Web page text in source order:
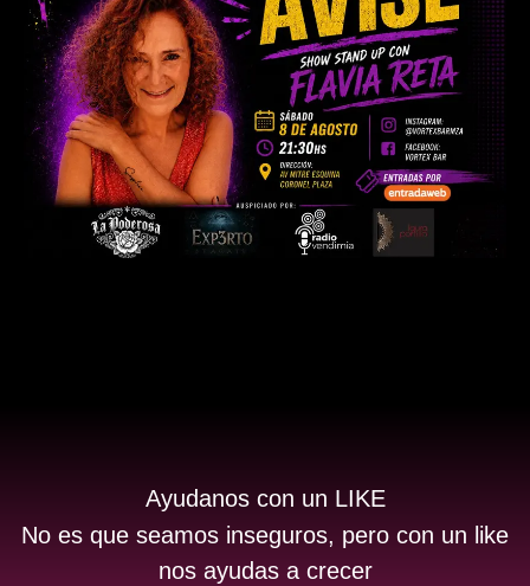
Ayudanos con un LIKE
No es que seamos inseguros, pero con un like
nos ayudas a crecer